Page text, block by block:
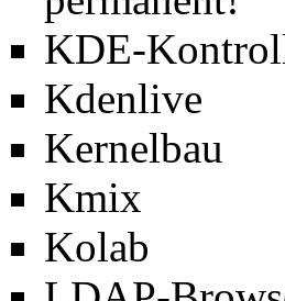
KDE-
Kdenlive
Kernelbau
Kmix
Kolab